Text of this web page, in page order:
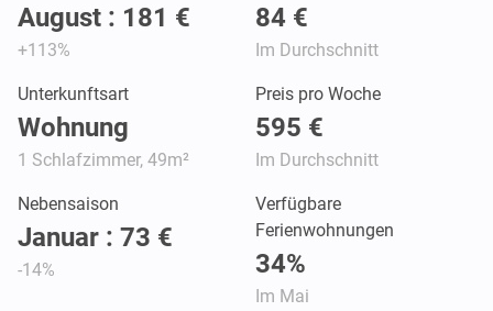
August : 181 €
+113%
84 €
Im Durchschnitt
Unterkunftsart
Wohnung
1 Schlafzimmer, 49m²
Preis pro Woche
595 €
Im Durchschnitt
Nebensaison
Januar : 73 €
-14%
Verfügbare
Ferienwohnungen
34%
Im Mai